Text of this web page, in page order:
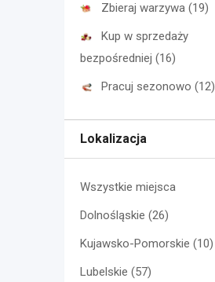
Zbieraj warzywa (19)
Kup w sprzedaży
bezpośredniej (16)
Pracuj sezonowo (12)
Lokalizacja
Wszystkie miejsca
Dolnośląskie (26)
Kujawsko-Pomorskie (10)
Lubelskie (57)